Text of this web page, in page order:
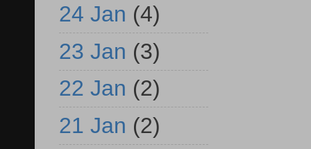
24 Jan (4)
23 Jan (3)
22 Jan (2)
21 Jan (2)